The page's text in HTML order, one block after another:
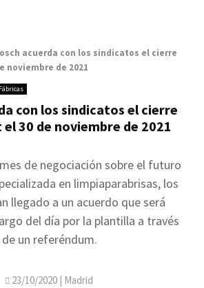
acuerda con los sindicatos el cierre
noviembre de 2021
Fábricas
con los sindicatos el cierre
30 de noviembre de 2021
de negociación sobre el futuro
en limpiaparabrisas, los
llegado a un acuerdo que será
del día por la plantilla a través
de un referéndum.
23/10/2020 | Madrid